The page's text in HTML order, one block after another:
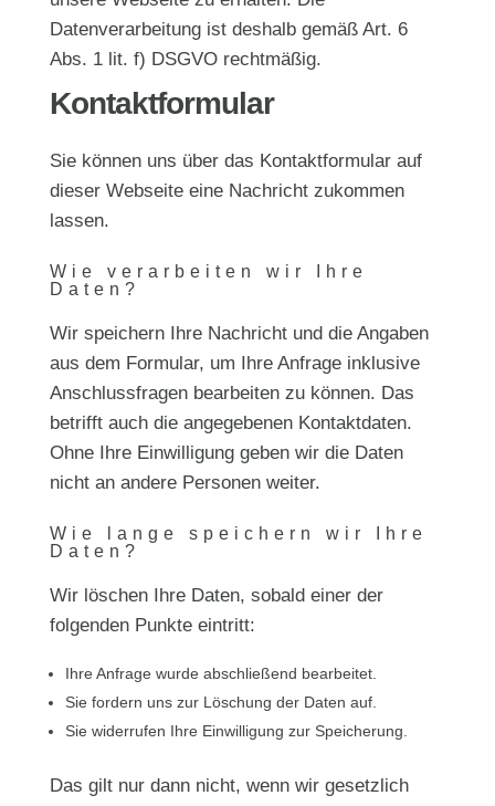
Datenverarbeitung ist deshalb gemäß Art. 6
Abs. 1 lit. f) DSGVO rechtmäßig.
Kontaktformular
Sie können uns über das Kontaktformular auf
dieser Webseite eine Nachricht zukommen
lassen.
Wie verarbeiten wir Ihre
Daten?
Wir speichern Ihre Nachricht und die Angaben
aus dem Formular, um Ihre Anfrage inklusive
Anschlussfragen bearbeiten zu können. Das
betrifft auch die angegebenen Kontaktdaten.
Ohne Ihre Einwilligung geben wir die Daten
nicht an andere Personen weiter.
Wie lange speichern wir Ihre
Daten?
Wir löschen Ihre Daten, sobald einer der
folgenden Punkte eintritt:
Ihre Anfrage wurde abschließend bearbeitet.
Sie fordern uns zur Löschung der Daten auf.
Sie widerrufen Ihre Einwilligung zur Speicherung.
Das gilt nur dann nicht, wenn wir gesetzlich